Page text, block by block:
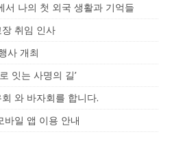
서 나의 첫 외국 생활과 기억들
취임 인사
사 개최
잇는 사명의 길’
와 바자회를 합니다.
바일 앱 이용 안내